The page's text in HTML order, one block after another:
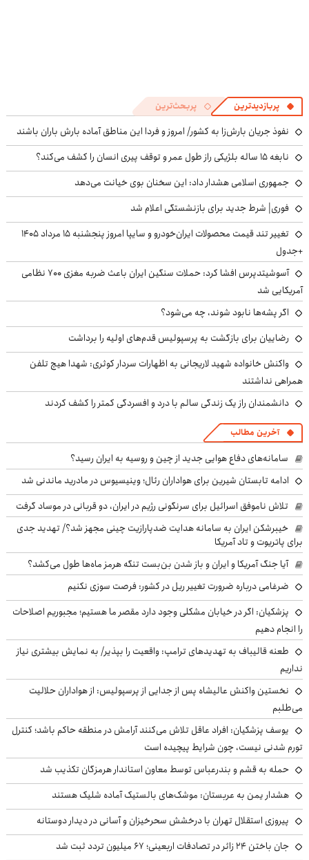
پربازدیدترین پربحث‌ترین
نفوذ جریان بارش‌زا به کشور/ امروز و فردا این مناطق آماده بارش باران باشند
نابغه ۱۵ ساله بلژیکی راز طول عمر و توقف پیری انسان را کشف می‌کند؟
جمهوری اسلامی هشدار داد: این سخنان بوی خیانت می‌دهد
فوری| شرط جدید برای بازنشستگی اعلام شد
تغییر تند قیمت محصولات ایران‌خودرو و سایپا امروز پنجشنبه ۱۵ مرداد ۱۴۰۵
+جدول
آسوشیتدپرس افشا کرد: حملات سنگین ایران باعث ضربه مغزی ۷۰۰ نظامی
آمریکایی شد
اگر پشه‌ها نابود شوند، چه می‌شود؟
رضاییان برای بازگشت به پرسپولیس قدم‌های اولیه را برداشت
واکنش خانواده شهید لاریجانی به اظهارات سردار کوثری: شهدا هیچ تلفن
همراهی نداشتند
دانشمندان راز یک زندگی سالم با درد و افسردگی کمتر را کشف کردند
آخرین مطالب
سامانه‌های دفاع هوایی جدید از چین و روسیه به ایران رسید؟
ادامه تابستان شیرین برای هواداران رئال؛ وینیسیوس در مادرید ماندنی شد
تلاش ناموفق اسرائیل برای سرنگونی رژیم در ایران، دو قربانی در موساد گرفت
خیبرشکن ایران به سامانه هدایت ضدپارازیت چینی مجهز شد؟/ تهدید جدی
برای پاتریوت و تاد آمریکا
آیا جنگ آمریکا و ایران و باز شدن بن‌بست تنگه هرمز ماه‌ها طول می‌کشد؟
ضرغامی درباره ضرورت تغییر ریل در کشور: فرصت سوزی نکنیم
پزشکیان: اگر در خیابان مشکلی وجود دارد مقصر ما هستیم؛ مجبوریم اصلاحات
را انجام دهیم
طعنه قالیباف به تهدیدهای ترامپ: واقعیت را بپذیر/ به نمایش بیشتری نیاز
نداریم
نخستین واکنش عالیشاه پس از جدایی از پرسپولیس: از هواداران حلالیت
می‌طلبم
یوسف پزشکیان: افراد عاقل تلاش می‌کنند آرامش در منطقه حاکم باشد؛ کنترل
تورم شدنی نیست، چون شرایط پیچیده است
حمله به قشم و بندرعباس توسط معاون استاندار هرمزگان تکذیب شد
هشدار یمن به عربستان: موشک‌های بالستیک آماده شلیک هستند
پیروزی استقلال تهران با درخشش سحرخیزان و آسانی در دیدار دوستانه
جان باختن ۲۴ زائر در تصادفات اربعینی؛ ۶۷ میلیون تردد ثبت شد